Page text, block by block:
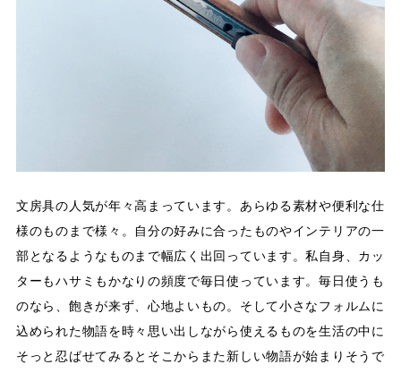
文房具の人気が年々高まっています。あらゆる素材や便利な仕
様のものまで様々。自分の好みに合ったものやインテリアの一
部となるようなものまで幅広く出回っています。私自身、カッ
ターもハサミもかなりの頻度で毎日使っています。毎日使うも
のなら、飽きが来ず、心地よいもの。そして小さなフォルムに
込められた物語を時々思い出しながら使えるものを生活の中に
そっと忍ばせてみるとそこからまた新しい物語が始まりそうで